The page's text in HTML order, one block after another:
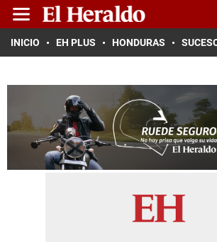
INICIO EH PLUS HONDURAS